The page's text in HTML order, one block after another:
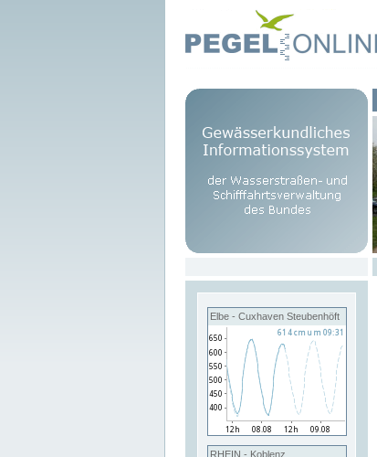
Elbe - Cuxhaven Steubenhöft
RHEIN - Koblenz